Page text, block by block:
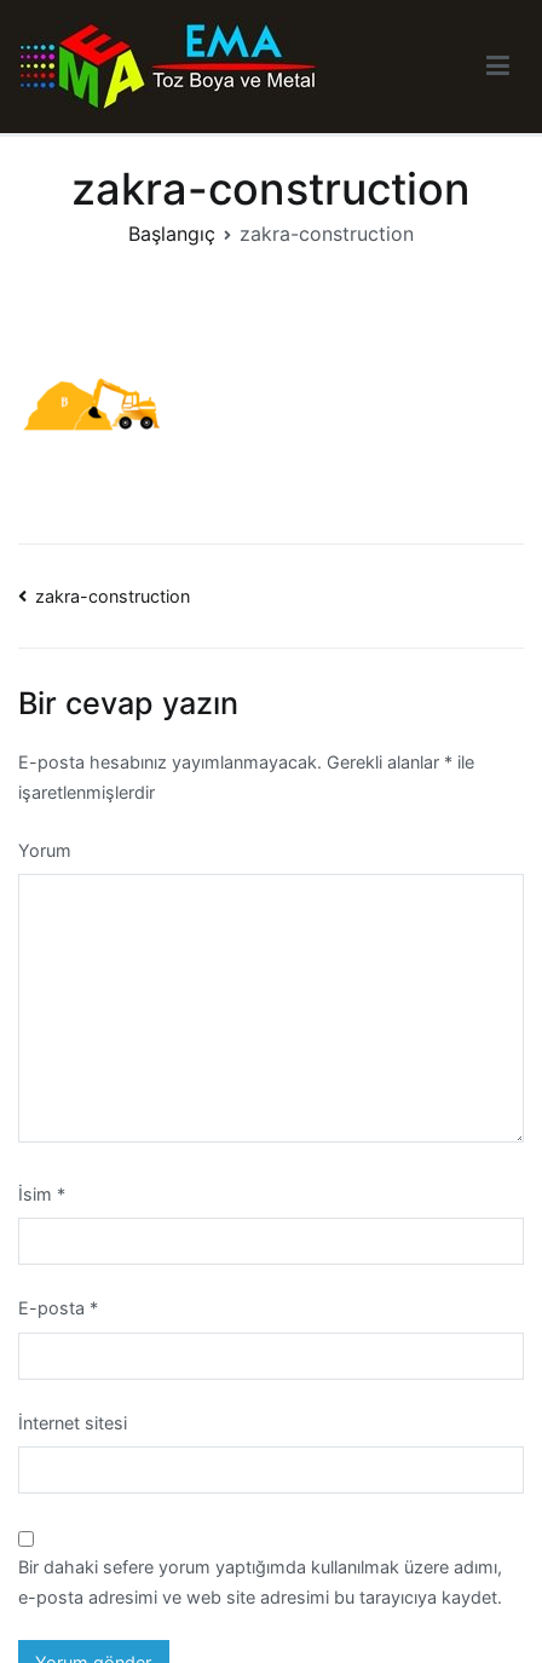
geç
Ema Toz Boyama Tic. Ltd. Şti.
Elektrostatik Toz Boyama – Metal – Çelik – Alüminyum Boyama
zakra-construction
Başlangıç zakra-construction
Yazı
zakra-construction
Bir cevap yazın
E-posta hesabınız yayımlanmayacak. Gerekli alanlar * ile
işaretlenmişlerdir
Yorum
İsim *
E-posta *
İnternet sitesi
Bir dahaki sefere yorum yaptığımda kullanılmak üzere adımı,
e-posta adresimi ve web site adresimi bu tarayıcıya kaydet.